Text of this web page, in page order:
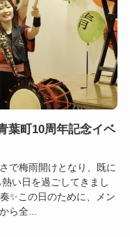
葉町10周年記念イベ
で梅雨開けとなり、既に
い日を過ごしてきまし
✨この日のために、メン
ら全...